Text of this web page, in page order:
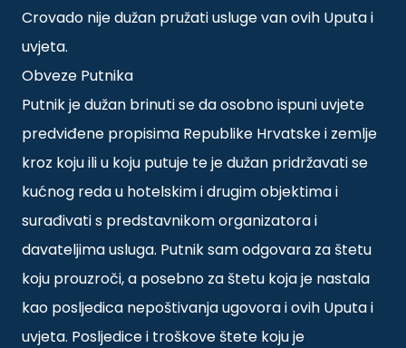
Crovado nije dužan pružati usluge van ovih Uputa i
uvjeta.
Obveze Putnika
Putnik je dužan brinuti se da osobno ispuni uvjete
predviđene propisima Republike Hrvatske i zemlje
kroz koju ili u koju putuje te je dužan pridržavati se
kućnog reda u hotelskim i drugim objektima i
surađivati s predstavnikom organizatora i
davateljima usluga. Putnik sam odgovara za štetu
koju prouzroči, a posebno za štetu koja je nastala
kao posljedica nepoštivanja ugovora i ovih Uputa i
uvjeta. Posljedice i troškove štete koju je